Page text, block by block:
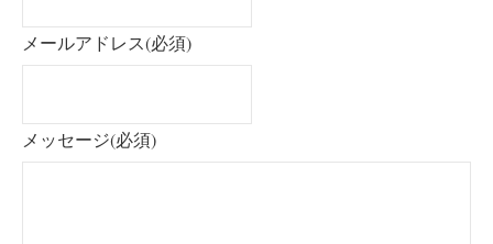
メールアドレス(必須)
メッセージ(必須)